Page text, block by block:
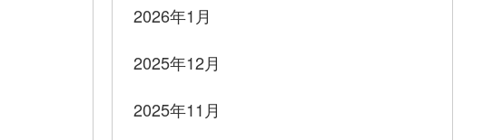
2026年1月
2025年12月
2025年11月